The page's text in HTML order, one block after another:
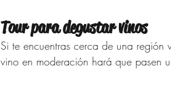
Tour para degustar vinos
Si te encuentras cerca de una
vino en moderación hará que pasen